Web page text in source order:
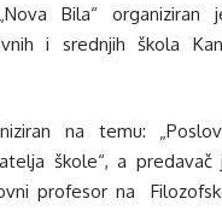
Bila“ organiziran
i srednjih škola
na temu:
škole“, a
profesor na